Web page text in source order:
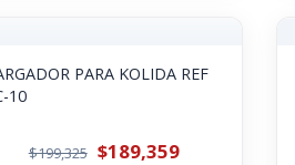
PARA KOLIDA REF
10
$199,325 $189,359